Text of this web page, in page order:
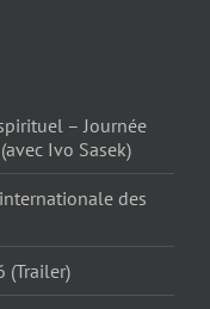
– Journée
Ivo Sasek)
des
(Trailer)